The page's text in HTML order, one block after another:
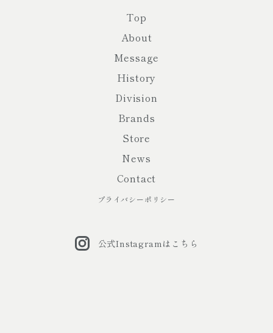
Top
About
Message
History
Division
Brands
Store
News
Contact
プライバシーポリシー
公式Instagramはこちら